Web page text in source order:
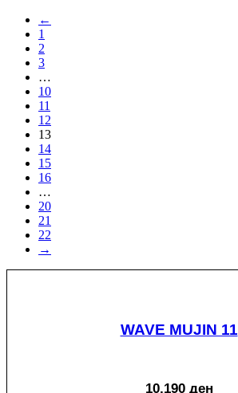
←
1
2
3
…
10
11
12
13
14
15
16
…
20
21
22
→
WAVE MUJIN 11
10,190 ден